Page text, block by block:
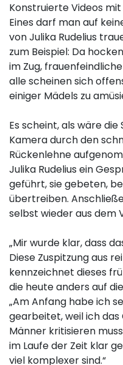
Konstruierte Videos
Eines darf man auf
von Julika Rudelius
zum Beispiel: Da
im Zug,
alle scheinen sich
einiger Mädels zu
Es scheint, als wäre
Kamera durch den
Rückenlehne
Julika Rudelius ein
geführt, sie gebeten,
übertreiben.
selbst wieder aus dem
„Mir wurde klar, dass
Diese Zuspitzung aus
kennzeichnet dieses
die heute anders auf
„Am Anfang habe ich
gearbeitet, weil ich
Männer kritisieren
im Laufe der Zeit klar
viel komplexer sind.“